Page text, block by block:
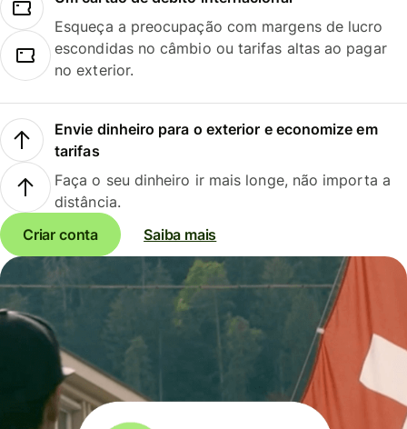
Esqueça a preocupação com margens de lucro
escondidas no câmbio ou tarifas altas ao pagar
no exterior.
Envie dinheiro para o exterior e economize em
tarifas
Faça o seu dinheiro ir mais longe, não importa a
distância.
Criar conta
Saiba mais